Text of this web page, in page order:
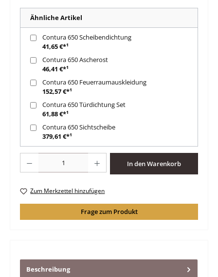
Ähnliche Artikel
Contura 650 Scheibendichtung
41,65 €*¹
Contura 650 Ascherost
46,41 €*¹
Contura 650 Feuerraumauskleidung
152,57 €*¹
Contura 650 Türdichtung Set
61,88 €*¹
Contura 650 Sichtscheibe
379,61 €*¹
In den Warenkorb
Zum Merkzettel hinzufügen
Frage zum Produkt
Beschreibung